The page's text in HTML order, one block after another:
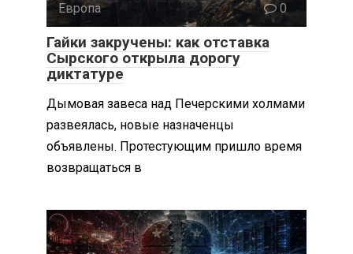
Европа 0
Гайки закручены: как отставка
Сырского открыла дорогу
диктатуре
Дымовая завеса над Печерскими холмами
развеялась, новые назначенцы
объявлены. Протестующим пришло время
возвращаться в